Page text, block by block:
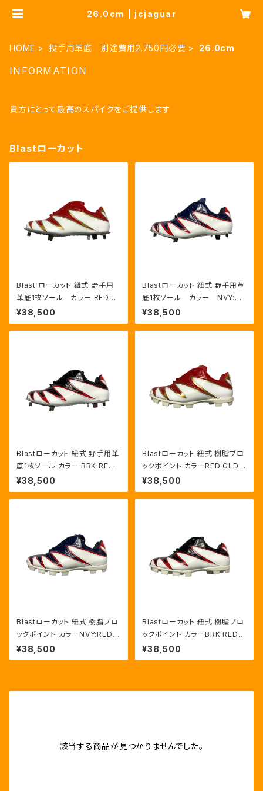
26.0cm | jcjaguar
HOME 投手用革底 別途費用2.750円必要 26.0cm
INFORMATION
貴方にとって最高のスパイクをご提供します
Blastローカット
Blast ローカット 紐式 野手用
革底1枚ソール カラー RED:G
LD/WHT
¥38,500
Blastローカット 紐式 野手用革
底1枚ソール カラー NVY:RE
D/HWT
¥38,500
Blastローカット 紐式 野手用革
底1枚ソール カラー BRK:RED/
HWT
¥38,500
Blastローカット 紐式 樹脂ブロ
ックポイント カラーRED:GLD/
HWT
¥38,500
Blastローカット 紐式 樹脂ブロ
ックポイント カラーNVY:RED/
HWT
¥38,500
Blastローカット 紐式 樹脂ブロ
ックポイント カラーBRK:RED/
HWT
¥38,500
該当する商品が見つかりませんでした。